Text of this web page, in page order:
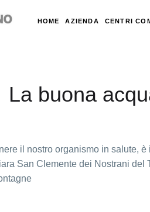
HOME AZIENDA CENTRI
La buona
il nostro organismo in salute,
San Clemente dei Nostrani